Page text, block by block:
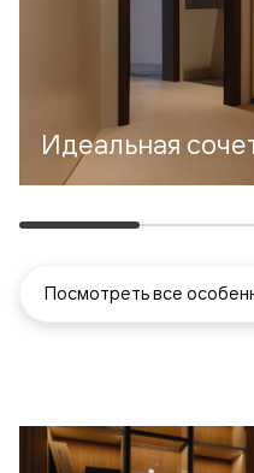
Идеальная
Посмотреть все